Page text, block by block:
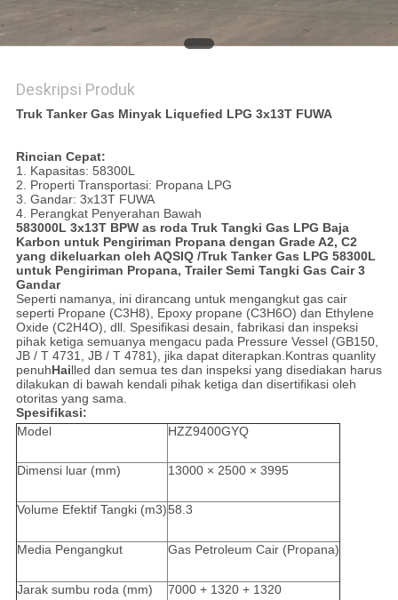
Deskripsi Produk
Truk Tanker Gas Minyak Liquefied LPG 3x13T FUWA
Rincian Cepat:
1. Kapasitas: 58300L
2. Properti Transportasi: Propana LPG
3. Gandar: 3x13T FUWA
4. Perangkat Penyerahan Bawah
583000L 3x13T BPW as roda Truk Tangki Gas LPG Baja
Karbon untuk Pengiriman Propana dengan Grade A2, C2
yang dikeluarkan oleh AQSIQ /Truk Tanker Gas LPG 58300L
untuk Pengiriman Propana, Trailer Semi Tangki Gas Cair 3
Gandar
Seperti namanya, ini dirancang untuk mengangkut gas cair
seperti Propane (C3H8), Epoxy propane (C3H6O) dan Ethylene
Oxide (C2H4O), dll. Spesifikasi desain, fabrikasi dan inspeksi
pihak ketiga semuanya mengacu pada Pressure Vessel (GB150,
JB / T 4731, JB / T 4781), jika dapat diterapkan.Kontras quanlity
penuhHailled dan semua tes dan inspeksi yang disediakan harus
dilakukan di bawah kendali pihak ketiga dan disertifikasi oleh
otoritas yang sama.
Spesifikasi:
Model
HZZ9400GYQ
Dimensi luar (mm) 13000 × 2500 × 3995
Volume Efektif Tangki (m3)58.3
Media Pengangkut Gas Petroleum Cair (Propana)
Jarak sumbu roda (mm) 7000 + 1320 + 1320